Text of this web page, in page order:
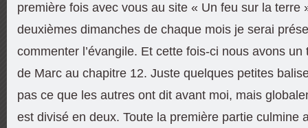
première fois avec vous au site « Un feu sur la terre
deuxièmes dimanches de chaque mois je serai
commenter l’évangile. Et cette fois-ci nous avons un
de Marc au chapitre 12. Juste quelques petites
pas ce que les autres ont dit avant moi, mais
est divisé en deux. Toute la première partie culmine